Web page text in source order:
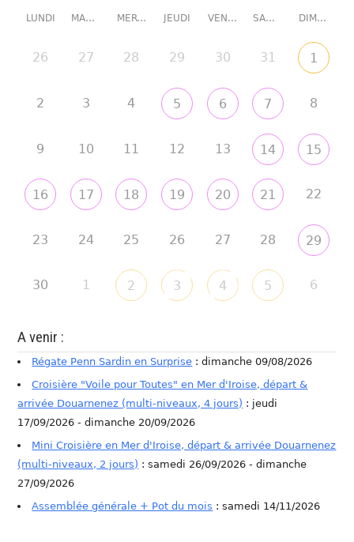
LUNDI MARDI MERCREDI JEUDI VENDREDI SAMEDI DIMANCHE
26 27 28 29 30 31 1
2 3 4 5 6 7 8
9 10 11 12 13 14 15
16 17 18 19 20 21 22
23 24 25 26 27 28 29
30 1 2 3 4 5 6
A venir :
Régate Penn Sardin en Surprise : dimanche 09/08/2026
Croisière "Voile pour Toutes" en Mer d'Iroise, départ &
arrivée Douarnenez (multi-niveaux, 4 jours) : jeudi
17/09/2026 - dimanche 20/09/2026
Mini Croisière en Mer d'Iroise, départ & arrivée Douarnenez
(multi-niveaux, 2 jours) : samedi 26/09/2026 - dimanche
27/09/2026
Assemblée générale + Pot du mois : samedi 14/11/2026